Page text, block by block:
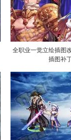
全职业一觉立绘插图
插图补